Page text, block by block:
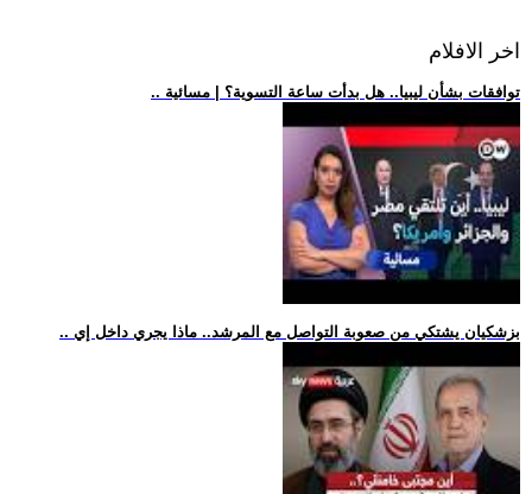
اخر الافلام
.. توافقات بشأن ليبيا.. هل بدأت ساعة التسوية؟ | مسائية
.. بزشكيان يشتكي من صعوبة التواصل مع المرشد.. ماذا يجري داخل إي